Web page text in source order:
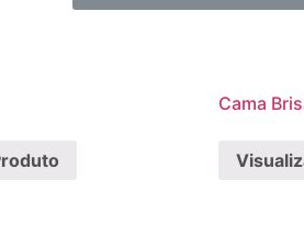
Cama